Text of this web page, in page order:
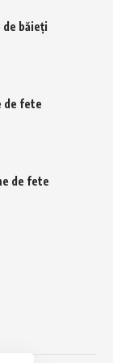
de băieți
de fete
de fete